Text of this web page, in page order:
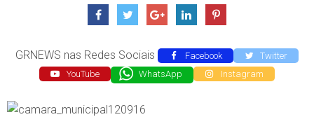
GRNEWS nas Redes Sociais Facebook
Twitter
YouTube
WhatsApp Instagram